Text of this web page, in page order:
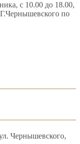
с 10.00 до 18.00,
по
Чернышевского,